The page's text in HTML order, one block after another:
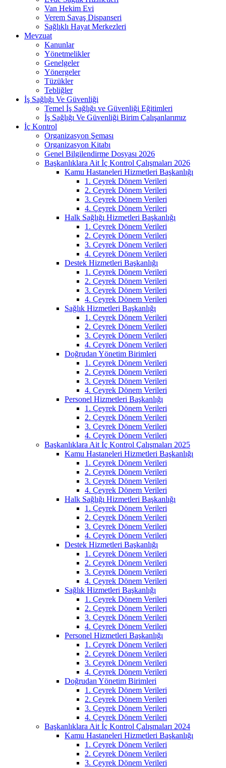
Van Hekim Evi
Verem Savaş Dispanseri
Sağlıklı Hayat Merkezleri
Mevzuat
Kanunlar
Yönetmelikler
Genelgeler
Yönergeler
Tüzükler
Tebliğler
İş Sağlığı Ve Güvenliği
Temel İş Sağlığı ve Güvenliği Eğitimleri
İş Sağlığı Ve Güvenliği Birim Çalışanlarımız
İç Kontrol
Organizasyon Şeması
Organizasyon Kitabı
Genel Bilgilendirme Dosyası 2026
Başkanlıklara Ait İç Kontrol Çalışmaları 2026
Kamu Hastaneleri Hizmetleri Başkanlığı
1. Çeyrek Dönem Verileri
2. Çeyrek Dönem Verileri
3. Çeyrek Dönem Verileri
4. Çeyrek Dönem Verileri
Halk Sağlığı Hizmetleri Başkanlığı
1. Çeyrek Dönem Verileri
2. Çeyrek Dönem Verileri
3. Çeyrek Dönem Verileri
4. Çeyrek Dönem Verileri
Destek Hizmetleri Başkanlığı
1. Çeyrek Dönem Verileri
2. Çeyrek Dönem Verileri
3. Çeyrek Dönem Verileri
4. Çeyrek Dönem Verileri
Sağlık Hizmetleri Başkanlığı
1. Çeyrek Dönem Verileri
2. Çeyrek Dönem Verileri
3. Çeyrek Dönem Verileri
4. Çeyrek Dönem Verileri
Doğrudan Yönetim Birimleri
1. Çeyrek Dönem Verileri
2. Çeyrek Dönem Verileri
3. Çeyrek Dönem Verileri
4. Çeyrek Dönem Verileri
Personel Hizmetleri Başkanlığı
1. Çeyrek Dönem Verileri
2. Çeyrek Dönem Verileri
3. Çeyrek Dönem Verileri
4. Çeyrek Dönem Verileri
Başkanlıklara Ait İç Kontrol Çalışmaları 2025
Kamu Hastaneleri Hizmetleri Başkanlığı
1. Çeyrek Dönem Verileri
2. Çeyrek Dönem Verileri
3. Çeyrek Dönem Verileri
4. Çeyrek Dönem Verileri
Halk Sağlığı Hizmetleri Başkanlığı
1. Çeyrek Dönem Verileri
2. Çeyrek Dönem Verileri
3. Çeyrek Dönem Verileri
4. Çeyrek Dönem Verileri
Destek Hizmetleri Başkanlığı
1. Çeyrek Dönem Verileri
2. Çeyrek Dönem Verileri
3. Çeyrek Dönem Verileri
4. Çeyrek Dönem Verileri
Sağlık Hizmetleri Başkanlığı
1. Çeyrek Dönem Verileri
2. Çeyrek Dönem Verileri
3. Çeyrek Dönem Verileri
4. Çeyrek Dönem Verileri
Personel Hizmetleri Başkanlığı
1. Çeyrek Dönem Verileri
2. Çeyrek Dönem Verileri
3. Çeyrek Dönem Verileri
4. Çeyrek Dönem Verileri
Doğrudan Yönetim Birimleri
1. Çeyrek Dönem Verileri
2. Çeyrek Dönem Verileri
3. Çeyrek Dönem Verileri
4. Çeyrek Dönem Verileri
Başkanlıklara Ait İç Kontrol Çalışmaları 2024
Kamu Hastaneleri Hizmetleri Başkanlığı
1. Çeyrek Dönem Verileri
2. Çeyrek Dönem Verileri
3. Çeyrek Dönem Verileri